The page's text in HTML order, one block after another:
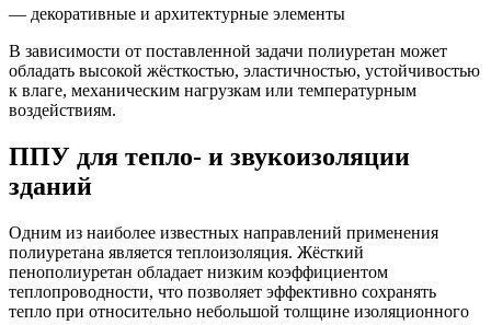
— декоративные и архитектурные элементы
В зависимости от поставленной задачи полиуретан может
обладать высокой жёсткостью, эластичностью, устойчивостью
к влаге, механическим нагрузкам или температурным
воздействиям.
ППУ для тепло- и звукоизоляции
зданий
Одним из наиболее известных направлений применения
полиуретана является теплоизоляция. Жёсткий
пенополиуретан обладает низким коэффициентом
теплопроводности, что позволяет эффективно сохранять
тепло при относительно небольшой толщине изоляционного